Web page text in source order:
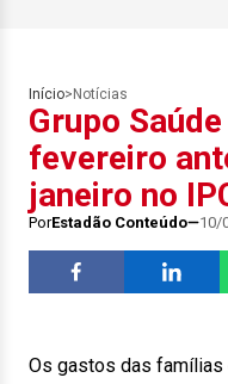
Início> Notícias
Grupo
fevereiro
janeiro no
PorEstadão Conteúdo 10/
Os gastos das famílias